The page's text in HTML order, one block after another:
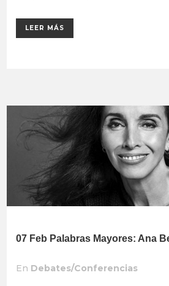
LEER MÁS
07 Feb Palabras Mayores: Ana
En Debates/Conferencias